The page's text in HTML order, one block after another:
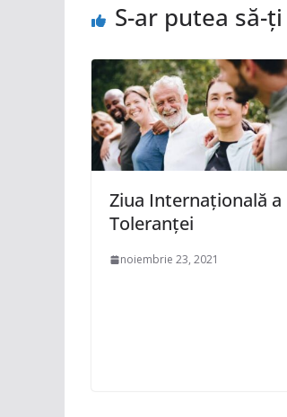
S-ar putea să-
Ziua Internațională a
Toleranței
noiembrie 23, 2021